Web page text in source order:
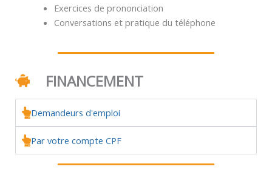
Exercices de prononciation
Conversations et pratique du téléphone
FINANCEMENT
Demandeurs d'emploi
Par votre compte CPF